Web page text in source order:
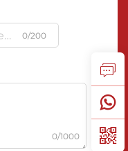
0/200
0/1000